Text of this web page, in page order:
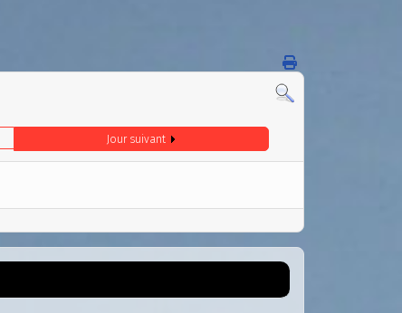
Jour suivant